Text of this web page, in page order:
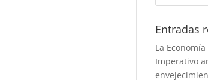
Entradas
La
Imperativo